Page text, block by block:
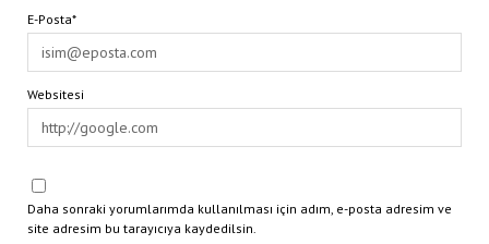
E-Posta*
Websitesi
Daha sonraki yorumlarımda kullanılması için adım, e-posta adresim ve
site adresim bu tarayıcıya kaydedilsin.